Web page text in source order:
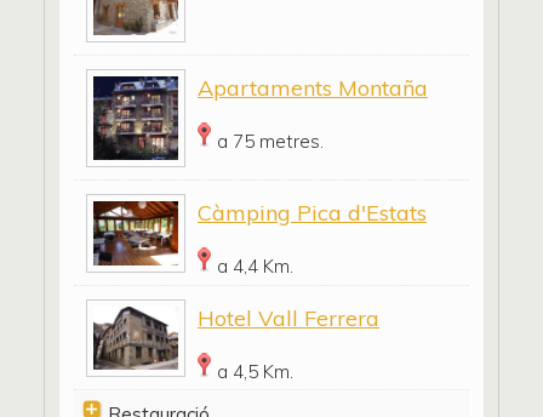
Apartaments Montaña
a 75 metres.
Càmping Pica d'Estats
a 4,4 Km.
Hotel Vall Ferrera
a 4,5 Km.